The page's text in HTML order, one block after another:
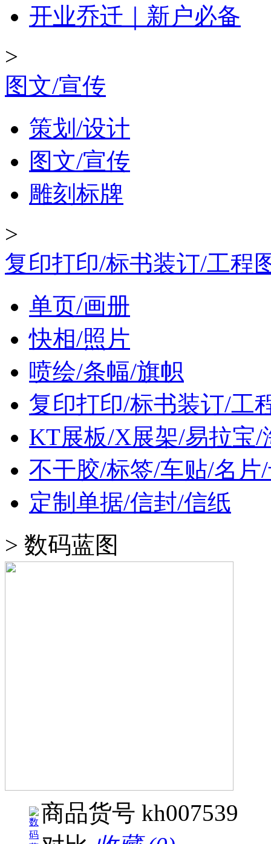
开业乔迁｜新户必备
>
图文/宣传
策划/设计
图文/宣传
雕刻标牌
>
复印打印/标书装订/工程
单页/画册
快相/照片
喷绘/条幅/旗帜
复印打印/标书装订/工
KT展板/X展架/易拉宝/
不干胶/标签/车贴/名片
定制单据/信封/信纸
> 数码蓝图
商品货号 kh007539